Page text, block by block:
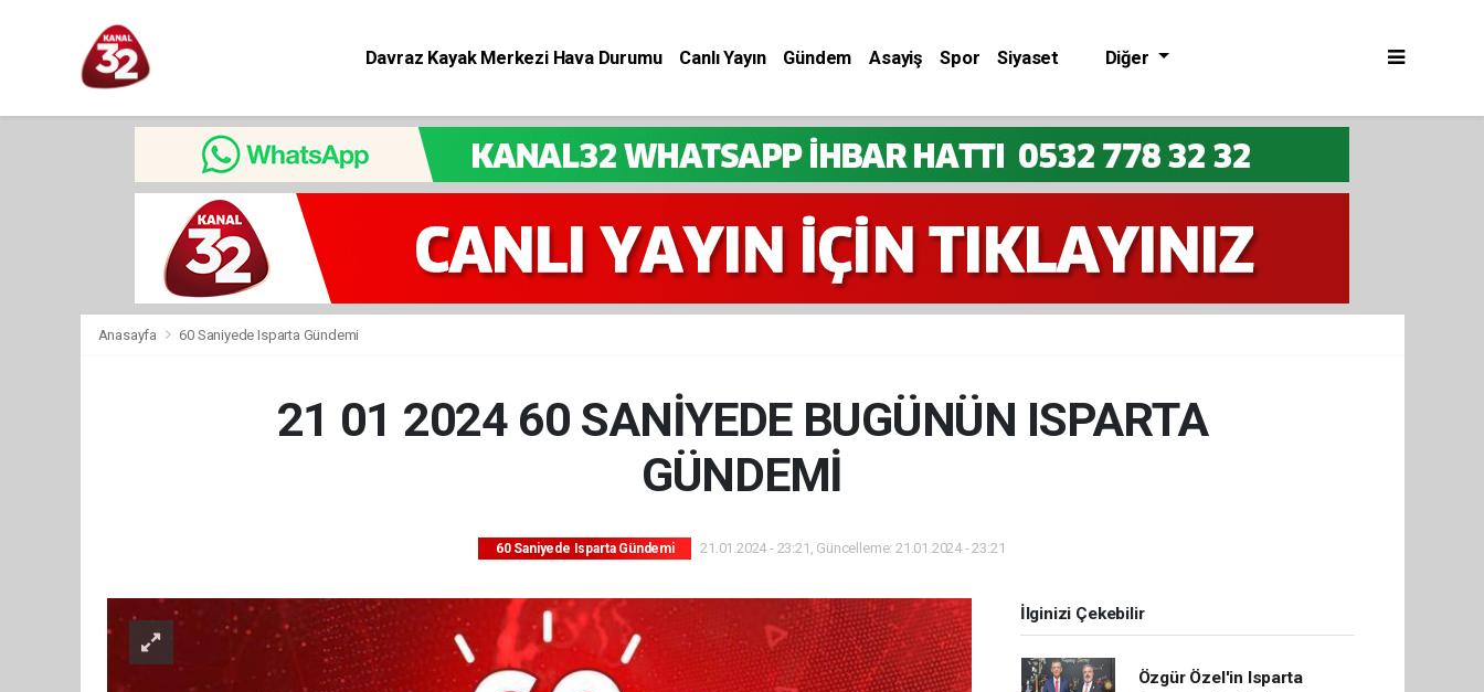
Davraz Kayak Merkezi Hava Durumu Canlı Yayın Gündem Asayiş Spor
Siyaset
Diğer
Anasayfa 60 Saniyede Isparta Gündemi
21 01 2024 60 SANİYEDE BUGÜNÜN ISPARTA
GÜNDEMİ
60 Saniyede Isparta Gündemi 21.01.2024 - 23:21, Güncelleme: 21.01.2024 - 23:21
İlginizi Çekebilir
Özgür Özel'in Isparta